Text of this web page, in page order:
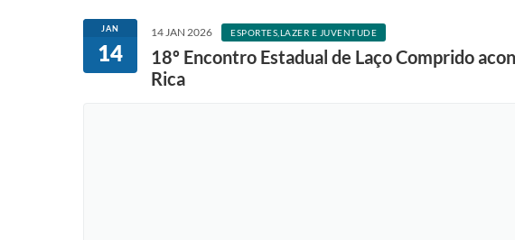
JAN
14
14 JAN 2026 ESPORTES,LAZER E JUVENTUDE
18º Encontro Estadual de Laço Comprido
Rica